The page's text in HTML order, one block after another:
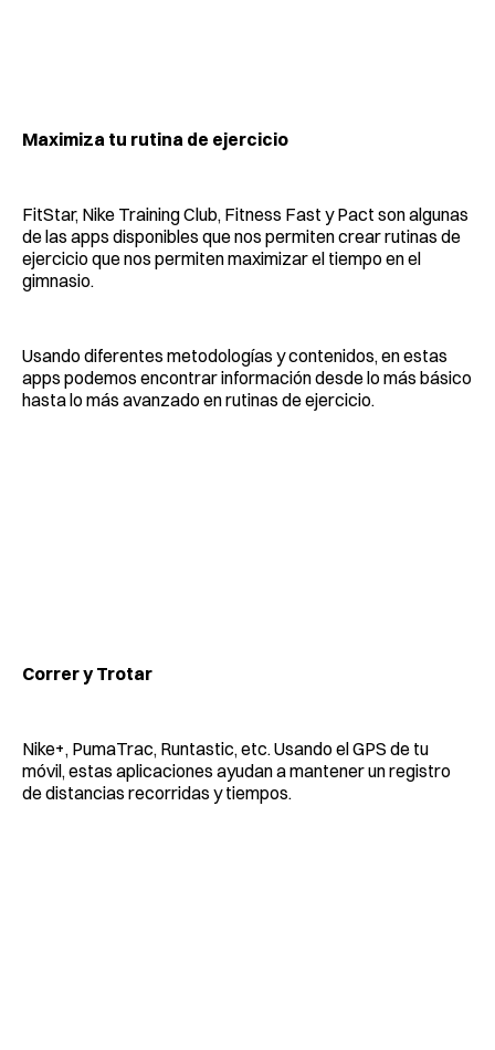
Maximiza tu rutina de ejercicio
FitStar, Nike Training Club, Fitness Fast y Pact son algunas
de las apps disponibles que nos permiten crear rutinas de
ejercicio que nos permiten maximizar el tiempo en el
gimnasio.
Usando diferentes metodologías y contenidos, en estas
apps podemos encontrar información desde lo más básico
hasta lo más avanzado en rutinas de ejercicio.
Correr y Trotar
Nike+, PumaTrac, Runtastic, etc. Usando el GPS de tu
móvil, estas aplicaciones ayudan a mantener un registro
de distancias recorridas y tiempos.